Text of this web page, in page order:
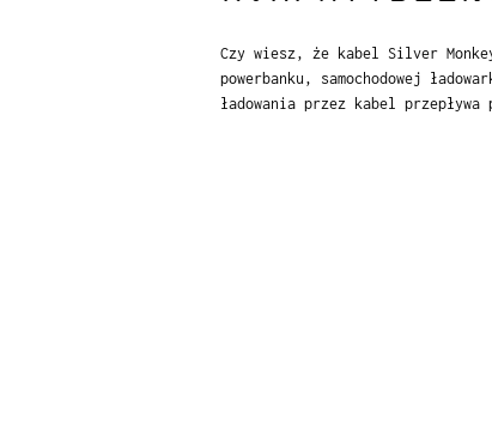
Czy wiesz, że kabel Silver
powerbanku, samochodowej
ładowania przez kabel